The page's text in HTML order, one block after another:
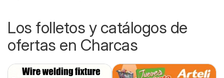
Los folletos y catálogos de
ofertas en Charcas